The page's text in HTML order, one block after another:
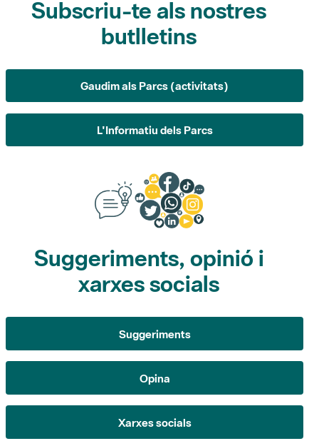
Gaudim als Parcs (activitats)
L'Informatiu dels Parcs
Suggeriments, opinió i
xarxes socials
Suggeriments
Opina
Xarxes socials